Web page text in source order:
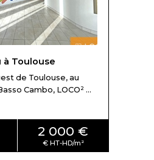
à Toulouse
de Toulouse, au
Cambo, LOCO² ...
2 000 €